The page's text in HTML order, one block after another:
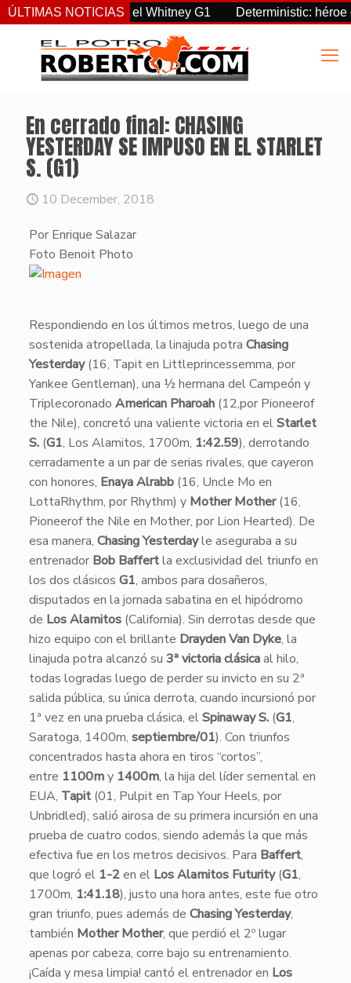
ÚLTIMAS NOTICIAS
supremo en el Whitney G1 Deterministic: héroe del
En cerrado final: CHASING
YESTERDAY SE IMPUSO EN EL STARLET
S. (G1)
10 December, 2018
Por Enrique Salazar
Foto Benoit Photo
​Respondiendo en los últimos metros, luego de una
sostenida atropellada, la linajuda potra Chasing
Yesterday(16, Tapit en Littleprincessemma, por
Yankee Gentleman), una ½ hermana del Campeón y
Triplecoronado American Pharoah(12,por Pioneerof
the Nile), concretó una valiente victoria en elStarlet
S.(G1, Los Alamitos, 1700m, 1:42.59), derrotando
cerradamente a un par de serias rivales, que cayeron
con honores, Enaya Alrabb (16, Uncle Mo en
LottaRhythm, por Rhythm) y Mother Mother(16,
Pioneerof the Nile en Mother, por Lion Hearted). De
esa manera, Chasing Yesterdayle aseguraba a su
entrenador Bob Baffertla exclusividad del triunfo en
los dos clásicos G1, ambos para dosañeros,
disputados en la jornada sabatina en el hipódromo
de Los Alamitos(California). Sin derrotas desde que
hizo equipo con el brillante Drayden Van Dyke, la
linajuda potra alcanzó su 3ª victoria clásicaal hilo,
todas logradas luego de perder su invicto en su 2ª
salida pública, su única derrota, cuando incursionó por
1ª vez en una prueba clásica, elSpinaway S.(G1,
Saratoga, 1400m, septiembre/01). Con triunfos
concentrados hasta ahora en tiros “cortos”,
entre 1100my 1400m, la hija del líder semental en
EUA, Tapit (01, Pulpit en Tap Your Heels, por
Unbridled), salió airosa de su primera incursión en una
prueba de cuatro codos, siendo además la que más
efectiva fue en los metros decisivos. Para Baffert,
que logró el 1-2en el Los Alamitos Futurity(G1,
1700m, 1:41.18), justo una hora antes, este fue otro
gran triunfo, pues además de Chasing Yesterday,
también Mother Mother, que perdió el 2º lugar
apenas por cabeza, corre bajo su entrenamiento.
¡Caída y mesa limpia! cantó el entrenador en Los